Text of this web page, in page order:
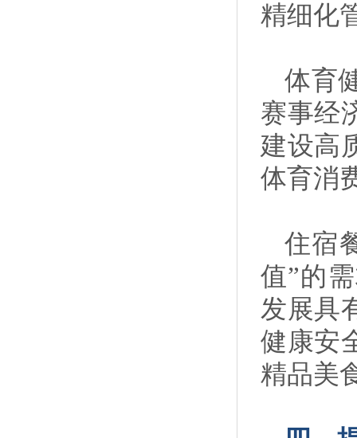
精细化
体育
赛事经
建设高
体育消
住宿
值”的
发展具
健康安
精品美